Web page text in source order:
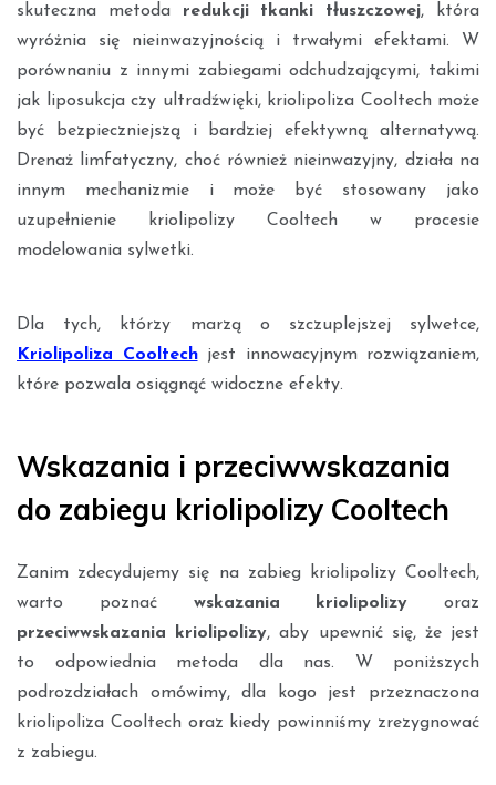
skuteczna metoda redukcji tkanki tłuszczowej, która
wyróżnia się nieinwazyjnością i trwałymi efektami. W
porównaniu z innymi zabiegami odchudzającymi, takimi
jak liposukcja czy ultradźwięki, kriolipoliza Cooltech może
być bezpieczniejszą i bardziej efektywną alternatywą.
Drenaż limfatyczny, choć również nieinwazyjny, działa na
innym mechanizmie i może być stosowany jako
uzupełnienie kriolipolizy Cooltech w procesie
modelowania sylwetki.
Dla tych, którzy marzą o szczuplejszej sylwetce,
Kriolipoliza Cooltechjest innowacyjnym rozwiązaniem,
które pozwala osiągnąć widoczne efekty.
Wskazania i przeciwwskazania
do zabiegu kriolipolizy Cooltech
Zanim zdecydujemy się na zabieg kriolipolizy Cooltech,
warto poznać wskazania kriolipolizy oraz
przeciwwskazania kriolipolizy, aby upewnić się, że jest
to odpowiednia metoda dla nas. W poniższych
podrozdziałach omówimy, dla kogo jest przeznaczona
kriolipoliza Cooltech oraz kiedy powinniśmy zrezygnować
z zabiegu.